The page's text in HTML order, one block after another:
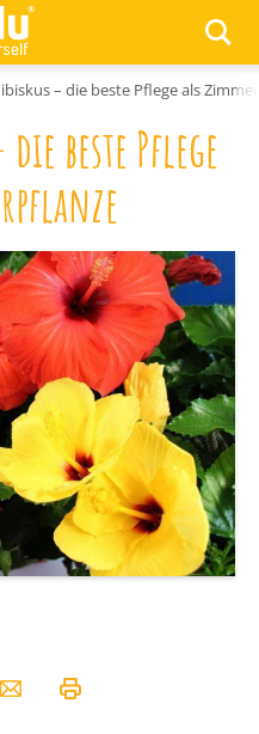
– die beste Pflege als
beste Pflege